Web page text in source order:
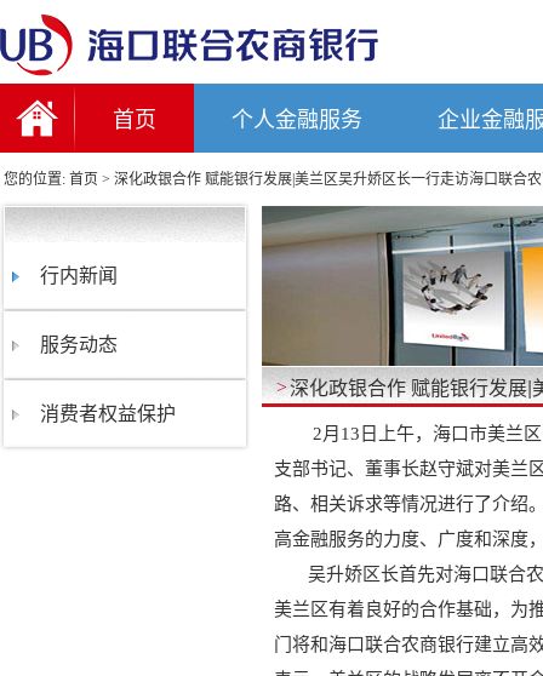
首页 个人金融服务 企业金融
您的位置: 首页 > 深化政银合作 赋能银行发展|美兰区吴升娇区长一行走访海口联合
行内新闻
服务动态
消费者权益保护
>深化政银合作 赋能银行发展|
2月13日上午，海口市美兰
支部书记、董事长赵守斌对美兰
路、相关诉求等情况进行了介绍
高金融服务的力度、广度和深度
吴升娇区长首先对海口联合
美兰区有着良好的合作基础，为
门将和海口联合农商银行建立高